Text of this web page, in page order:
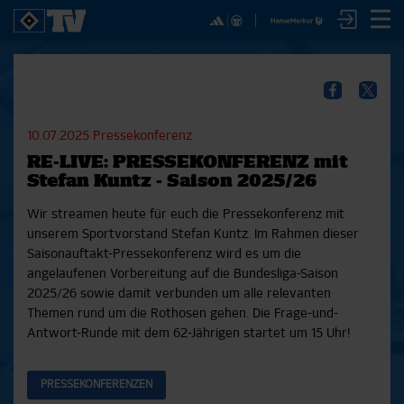
Bundesliga 17/18
Bundesliga 16/17
Pokal- und Testspiele
Testspiele
Reportagen
Interviews
Reportagen
Trainingslager
Bunte HSV-Welt
Verein
HSVTV-ABO!
Mit dem HSVtv-Abo hast Du vollen Zugriff auf über
in voller Länge, sowie Spielzusammenfassungen,
exklusive Interviews, Pressekonferenzen und vieles
mehr.
JETZT ZUM ABO
10.07.2025 Pressekonferenz
RE-LIVE: PRESSEKONFERENZ mit
Stefan Kuntz - Saison 2025/26
Wir streamen heute für euch die Pressekonferenz mit
unserem Sportvorstand Stefan Kuntz. Im Rahmen dieser
Saisonauftakt-Pressekonferenz wird es um die
angelaufenen Vorbereitung auf die Bundesliga-Saison
2025/26 sowie damit verbunden um alle relevanten
Themen rund um die Rothosen gehen. Die Frage-und-
Antwort-Runde mit dem 62-Jährigen startet um 15 Uhr!
PRESSEKONFERENZEN